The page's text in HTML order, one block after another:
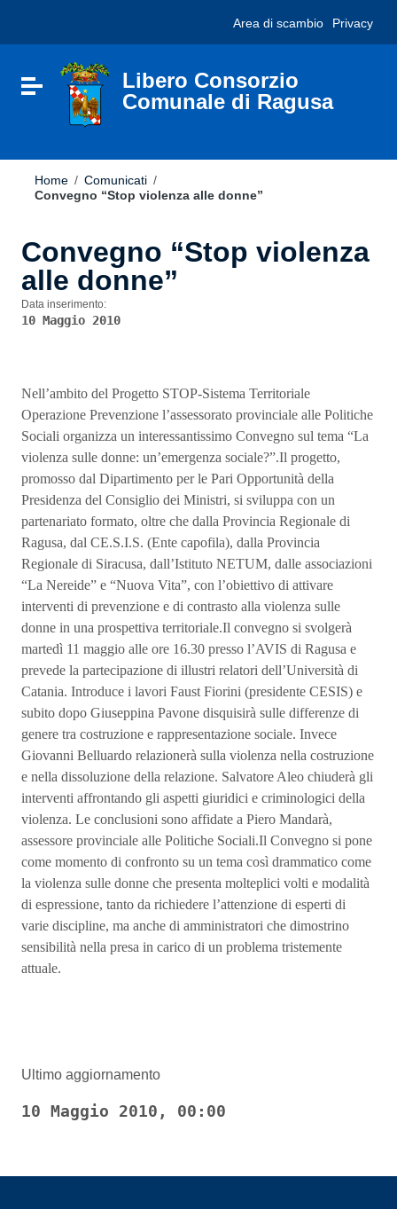
sito
include
Vai al footer
Area di scambio Privacy
Attiva / disattiva la navigazione
Libero Consorzio
Comunale di Ragusa
Home / Comunicati /
Convegno “Stop violenza alle donne”
Convegno “Stop violenza
alle donne”
Data inserimento:
10 Maggio 2010
Nell’ambito del Progetto STOP-Sistema Territoriale
Operazione Prevenzione l’assessorato provinciale alle Politiche
Sociali organizza un interessantissimo Convegno sul tema “La
violenza sulle donne: un’emergenza sociale?”.Il progetto,
promosso dal Dipartimento per le Pari Opportunità della
Presidenza del Consiglio dei Ministri, si sviluppa con un
partenariato formato, oltre che dalla Provincia Regionale di
Ragusa, dal CE.S.I.S. (Ente capofila), dalla Provincia
Regionale di Siracusa, dall’Istituto NETUM, dalle associazioni
“La Nereide” e “Nuova Vita”, con l’obiettivo di attivare
interventi di prevenzione e di contrasto alla violenza sulle
donne in una prospettiva territoriale.Il convegno si svolgerà
martedì 11 maggio alle ore 16.30 presso l’AVIS di Ragusa e
prevede la partecipazione di illustri relatori dell’Università di
Catania. Introduce i lavori Faust Fiorini (presidente CESIS) e
subito dopo Giuseppina Pavone disquisirà sulle differenze di
genere tra costruzione e rappresentazione sociale. Invece
Giovanni Belluardo relazionerà sulla violenza nella costruzione
e nella dissoluzione della relazione. Salvatore Aleo chiuderà gli
interventi affrontando gli aspetti giuridici e criminologici della
violenza. Le conclusioni sono affidate a Piero Mandarà,
assessore provinciale alle Politiche Sociali.Il Convegno si pone
come momento di confronto su un tema così drammatico come
la violenza sulle donne che presenta molteplici volti e modalità
di espressione, tanto da richiedere l’attenzione di esperti di
varie discipline, ma anche di amministratori che dimostrino
sensibilità nella presa in carico di un problema tristemente
attuale.
Ultimo aggiornamento
10 Maggio 2010, 00:00